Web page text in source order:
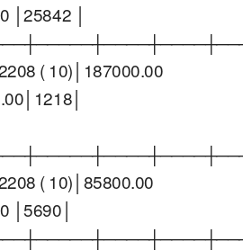
│25842 │
( 10)│187000.00
( 10)│85800.00
│5690│